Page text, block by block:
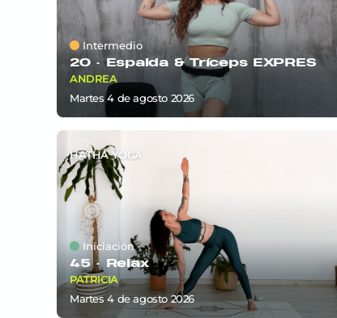
Intermedio
20 · Espalda & Tríceps EXPRÉS
ANDREA
martes 4deagosto 2026
HATHA YOGA
Iniciación
45 · Relax
PATRICIA
martes 4deagosto 2026